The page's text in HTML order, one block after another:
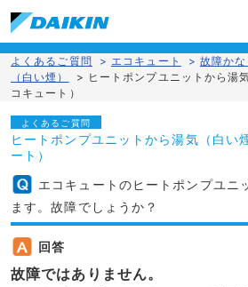
よくあるご質問 > エコキュート > 故障かな
（白い煙）
> ヒートポンプユニットから
コキュート）
よくあるご質問
ヒートポンプユニットから湯気（白
ート）
エコキュートのヒートポンプユニ
ます。故障でしょうか？
回答
故障ではありません。